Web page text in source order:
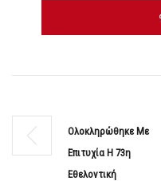
Ολοκληρώθηκε Με
Επιτυχία Η 73η
Εθελοντική